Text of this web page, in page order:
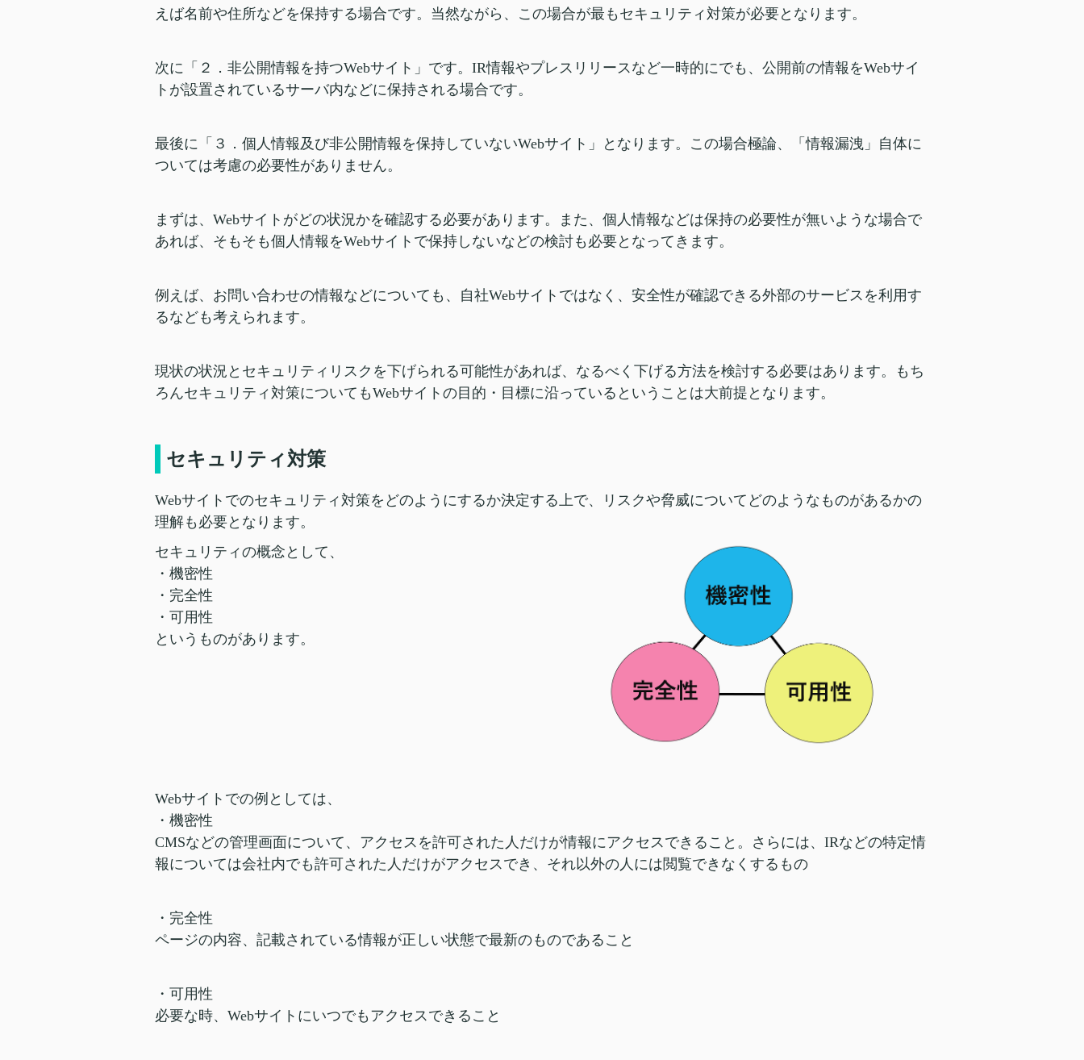
えば名前や住所などを保持する場合です。当然ながら、この場合が最もセキュリティ対策が必要となります。
次に「２．非公開情報を持つWebサイト」です。IR情報やプレスリリースなど一時的にでも、公開前の情報をWebサイ
トが設置されているサーバ内などに保持される場合です。
最後に「３．個人情報及び非公開情報を保持していないWebサイト」となります。この場合極論、「情報漏洩」自体に
ついては考慮の必要性がありません。
まずは、Webサイトがどの状況かを確認する必要があります。また、個人情報などは保持の必要性が無いような場合で
あれば、そもそも個人情報をWebサイトで保持しないなどの検討も必要となってきます。
例えば、お問い合わせの情報などについても、自社Webサイトではなく、安全性が確認できる外部のサービスを利用す
るなども考えられます。
現状の状況とセキュリティリスクを下げられる可能性があれば、なるべく下げる方法を検討する必要はあります。もち
ろんセキュリティ対策についてもWebサイトの目的・目標に沿っているということは大前提となります。
セキュリティ対策
Webサイトでのセキュリティ対策をどのようにするか決定する上で、リスクや脅威についてどのようなものがあるかの
理解も必要となります。
セキュリティの概念として、
・機密性
・完全性
・可用性
というものがあります。
Webサイトでの例としては、
・機密性
CMSなどの管理画面について、アクセスを許可された人だけが情報にアクセスできること。さらには、IRなどの特定情
報については会社内でも許可された人だけがアクセスでき、それ以外の人には閲覧できなくするもの
・完全性
ページの内容、記載されている情報が正しい状態で最新のものであること
・可用性
必要な時、Webサイトにいつでもアクセスできること